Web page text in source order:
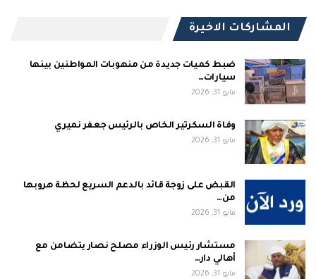
المشاركات الاخيرة
ضبط كميات جديدة من منهوبات المواطنين بينها
سيارات…
مايو 31, 2026
وفاة السكرتير الخاص بالرئيس جعفر نميري
مايو 31, 2026
القبض على زوجة قائد بالدعم السريع لحظة هروبها
من…
مايو 31, 2026
مستشار رئيس الوزراء مصلح نصار يتضامن مع
أهالي دار…
مايو 31, 2026